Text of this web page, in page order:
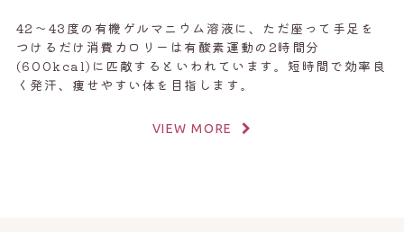
42～43度の有機ゲルマニウム溶液に、ただ座って手足を
つけるだけ消費カロリーは有酸素運動の2時間分
(600kcal)に匹敵するといわれています。短時間で効率良
く発汗、痩せやすい体を目指します。
VIEW MORE